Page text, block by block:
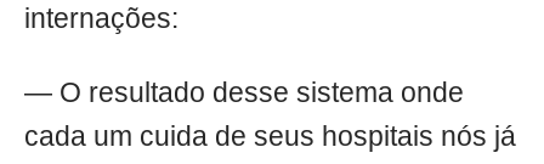
internações:
— O resultado desse sistema onde
cada um cuida de seus hospitais nós já